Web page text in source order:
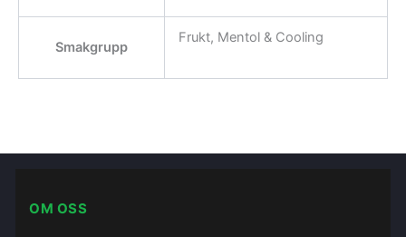
Smakgrupp
Frukt, Mentol & Cooling
OM OSS